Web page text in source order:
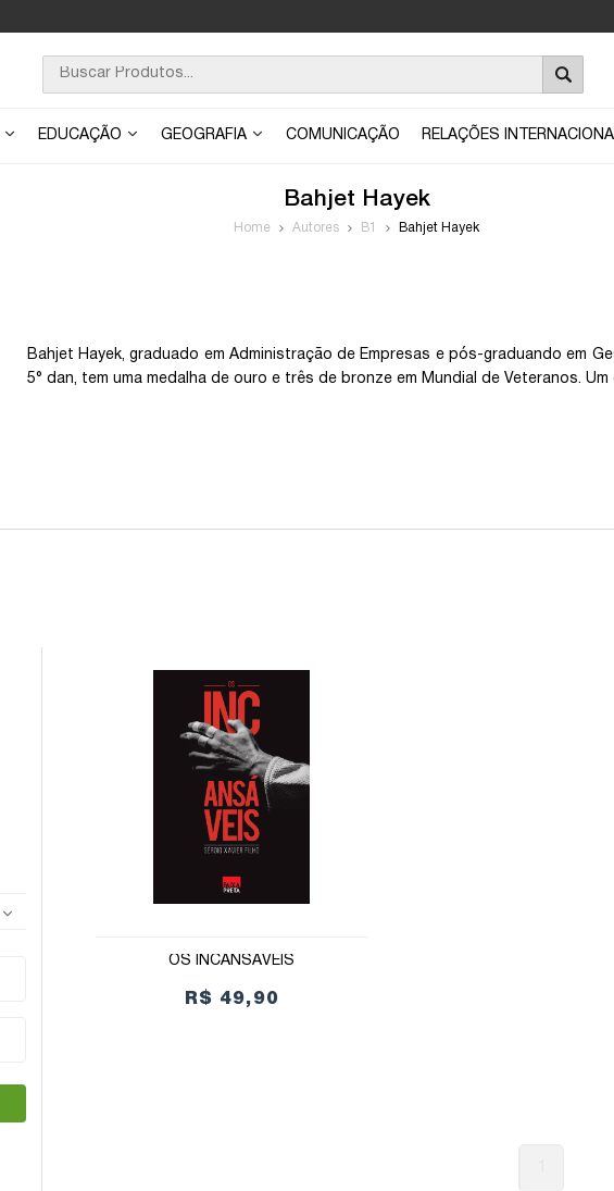
EDUCAÇÃO GEOGRAFIA COMUNICAÇÃO RELAÇÕES
Bahjet Hayek
Home Autores B1 Bahjet Hayek
Bahjet Hayek, graduado em Administração de Empresas e pós-graduando em
5° dan, tem uma medalha de ouro e três de bronze em Mundial de Veteranos.
OS INCANSÁVEIS
R$ 49,90